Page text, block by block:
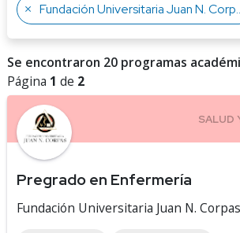
Fundación Universitaria Juan N. Corpas
Se encontraron 20 programas
Página 1 de 2
Pregrado en Enfermería
Fundación Universitaria Juan N. Corpas